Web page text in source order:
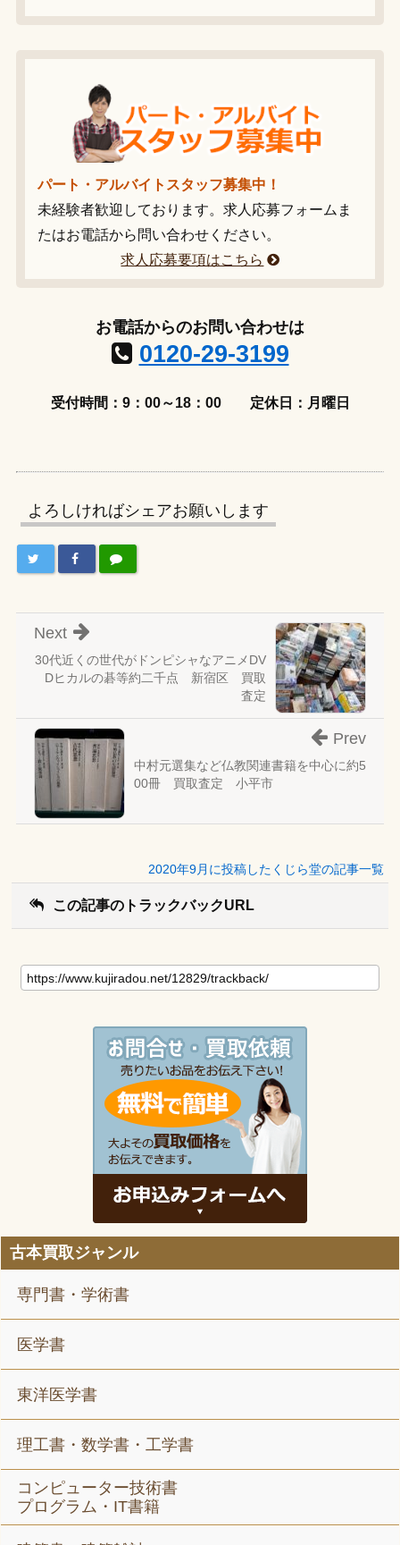
パート・アルバイトスタッフ募集中！
未経験者歓迎しております。求人応募フォームま
たはお電話から問い合わせください。
求人応募要項はこちら
お電話からのお問い合わせは
0120-29-3199
受付時間：9：00～18：00 定休日：月曜日
よろしければシェアお願いします
30代近くの世代がドンピシャなアニメDV
Dヒカルの碁等約二千点 新宿区 買取
査定
Next
中村元選集など仏教関連書籍を中心に約5
00冊 買取査定 小平市
Prev
2020年9月に投稿したくじら堂の記事一覧
この記事のトラックバックURL
古本買取ジャンル
専門書・学術書
医学書
東洋医学書
理工書・数学書・工学書
コンピューター技術書
プログラム・IT書籍